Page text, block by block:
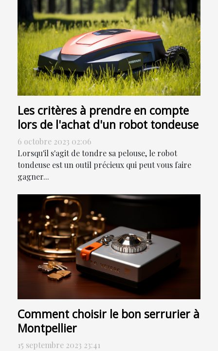
Les critères à prendre en compte
lors de l'achat d'un robot tondeuse
6 octobre 2023 02:06
Lorsqu'il s'agit de tondre sa pelouse, le robot
tondeuse est un outil précieux qui peut vous faire
gagner...
Comment choisir le bon serrurier à
Montpellier
15 septembre 2023 23:41